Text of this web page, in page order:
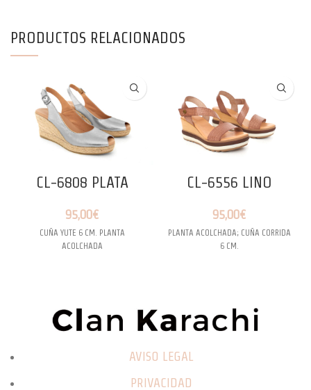
PRODUCTOS RELACIONADOS
CL-6808 PLATA
95,00€
CUÑA YUTE 6 CM. PLANTA
ACOLCHADA
CL-6556 LINO
95,00€
PLANTA ACOLCHADA; CUÑA CORRIDA
6 CM.
AVISO LEGAL
PRIVACIDAD